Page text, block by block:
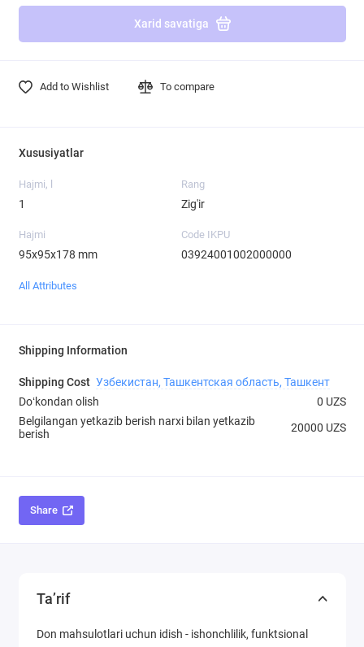
Xarid savatiga
Add to Wishlist To compare
Xususiyatlar
Hajmi, l
1
Rang
Zig'ir
Hajmi
95х95х178 mm
Code IKPU
03924001002000000
All Attributes
Shipping Information
Shipping Cost Узбекистан, Ташкентская область, Ташкент
Doʻkondan olish
0 UZS
Belgilangan yetkazib berish narxi bilan yetkazib
berish
20000 UZS
Share
Ta’rif
Don mahsulotlari uchun idish - ishonchlilik, funktsional